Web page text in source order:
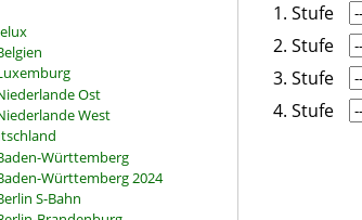
Ost
West
Württemberg
Württemberg 2024
S-Bahn
1. Stufe
2. Stufe
3. Stufe
4. Stufe